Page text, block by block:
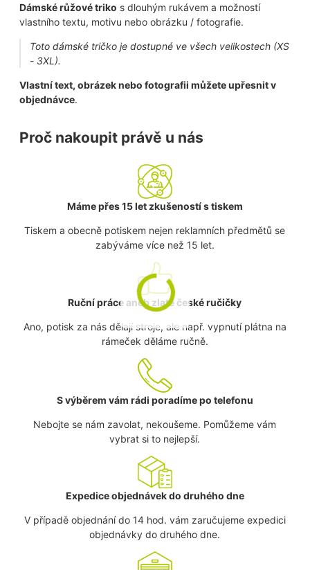
Dámské růžové triko s dlouhým rukávem a možností
vlastního textu, motivu nebo obrázku / fotografie.
Toto dámské tričko je dostupné ve všech velikostech (XS
- 3XL).
Vlastní text, obrázek nebo fotografii můžete upřesnit v
objednávce.
Proč nakoupit právě u nás
Máme přes 15 let zkušeností s tiskem
Tiskem a obecně potiskem nejen reklamních předmětů se
zabýváme více než 15 let.
Ruční práce aneb zlaté české ručičky
Ano, potisk za nás dělají stroje, ale např. vypnutí plátna na
rámeček děláme ručně.
S výběrem vám rádi poradíme po telefonu
Nebojte se nám zavolat, nekoušeme. Pomůžeme vám
vybrat si to nejlepší.
Expedice objednávek do druhého dne
V případě objednání do 14 hod. vám zaručujeme expedici
objednávky do druhého dne.